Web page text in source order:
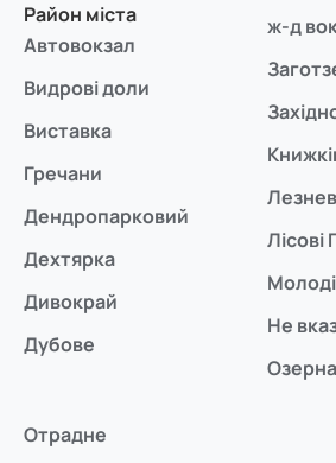
Район міста
Автовокзал
Видрові доли
Виставка
Гречани
Дендропарковий
Дехтярка
Дивокрай
Дубове
ж-д
Лісові
Не
Озерна
Отрадне